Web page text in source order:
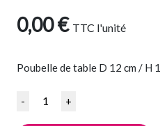
0,00€ TTC l'unité
Poubelle de table D 12 cm / H
Quantité